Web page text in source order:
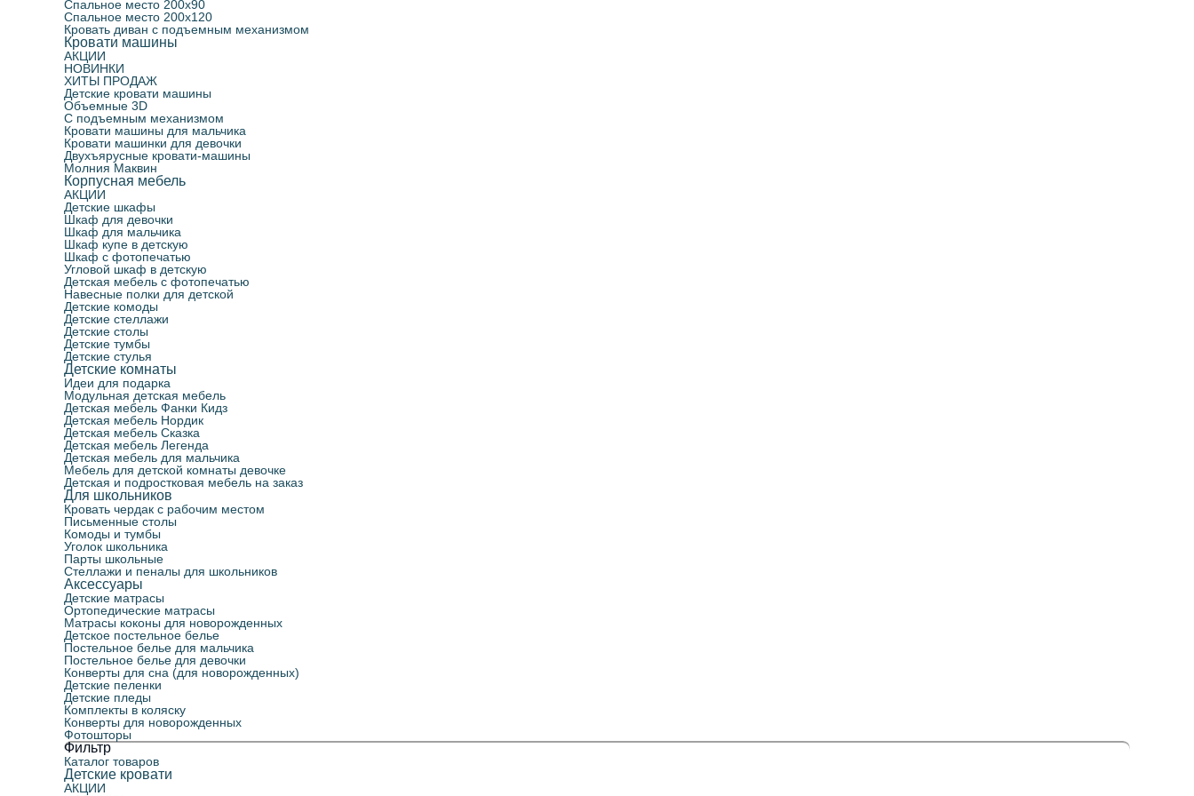
Спальное место 200х90
Спальное место 200х120
Кровать диван с подъемным механизмом
Кровати машины
АКЦИИ
НОВИНКИ
ХИТЫ ПРОДАЖ
Детские кровати машины
Объемные 3D
С подъемным механизмом
Кровати машины для мальчика
Кровати машинки для девочки
Двухъярусные кровати-машины
Молния Маквин
Корпусная мебель
АКЦИИ
Детские шкафы
Шкаф для девочки
Шкаф для мальчика
Шкаф купе в детскую
Шкаф с фотопечатью
Угловой шкаф в детскую
Детская мебель с фотопечатью
Навесные полки для детской
Детские комоды
Детские стеллажи
Детские столы
Детские тумбы
Детские стулья
Детские комнаты
Идеи для подарка
Модульная детская мебель
Детская мебель Фанки Кидз
Детская мебель Нордик
Детская мебель Сказка
Детская мебель Легенда
Детская мебель для мальчика
Мебель для детской комнаты девочке
Детская и подростковая мебель на заказ
Для школьников
Кровать чердак с рабочим местом
Письменные столы
Комоды и тумбы
Уголок школьника
Парты школьные
Стеллажи и пеналы для школьников
Аксессуары
Детские матрасы
Ортопедические матрасы
Матрасы коконы для новорожденных
Детское постельное белье
Постельное белье для мальчика
Постельное белье для девочки
Конверты для сна (для новорожденных)
Детские пеленки
Детские пледы
Комплекты в коляску
Конверты для новорожденных
Фотошторы
Фильтр
Каталог товаров
Детские кровати
АКЦИИ